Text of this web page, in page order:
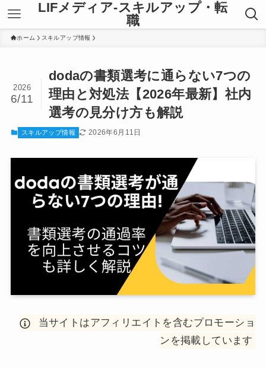
LIFメディア-スキルアップ・転
職
ホーム スキルアップ情報
dodaの書類選考に通らない7つの
理由と対処法【2026年最新】社内
選考の見分け方も解説
2026
6/11
スキルアップ情報 2026年6月11日
当サイトはアフィリエイトを含むプロモーショ
ンを掲載しています